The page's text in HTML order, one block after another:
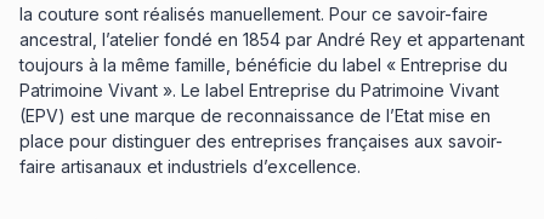
la couture sont réalisés manuellement. Pour ce savoir-faire
ancestral, l’atelier fondé en 1854 par André Rey et appartenant
toujours à la même famille, bénéficie du label « Entreprise du
Patrimoine Vivant ». Le label Entreprise du Patrimoine Vivant
(EPV) est une marque de reconnaissance de l’Etat mise en
place pour distinguer des entreprises françaises aux savoir-
faire artisanaux et industriels d’excellence.